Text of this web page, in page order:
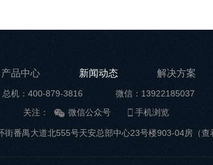
产品中心 新闻动态 解决方案
总机：400-879-3816
微信：13922185037
关注：
微信公众号 手机浏览
街番禺大道北555号天安总部中心23号楼903-04房（查